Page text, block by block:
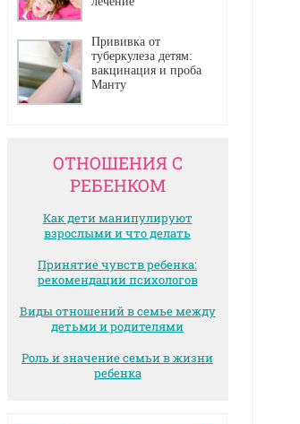
Прививка от
туберкулеза детям:
вакцинация и проба
Манту
ОТНОШЕНИЯ С
РЕБЕНКОМ
Как дети манипулируют
взрослыми и что делать
Принятие чувств ребенка:
рекомендации психологов
Виды отношений в семье между
детьми и родителями
Роль и значение семьи в жизни
ребенка